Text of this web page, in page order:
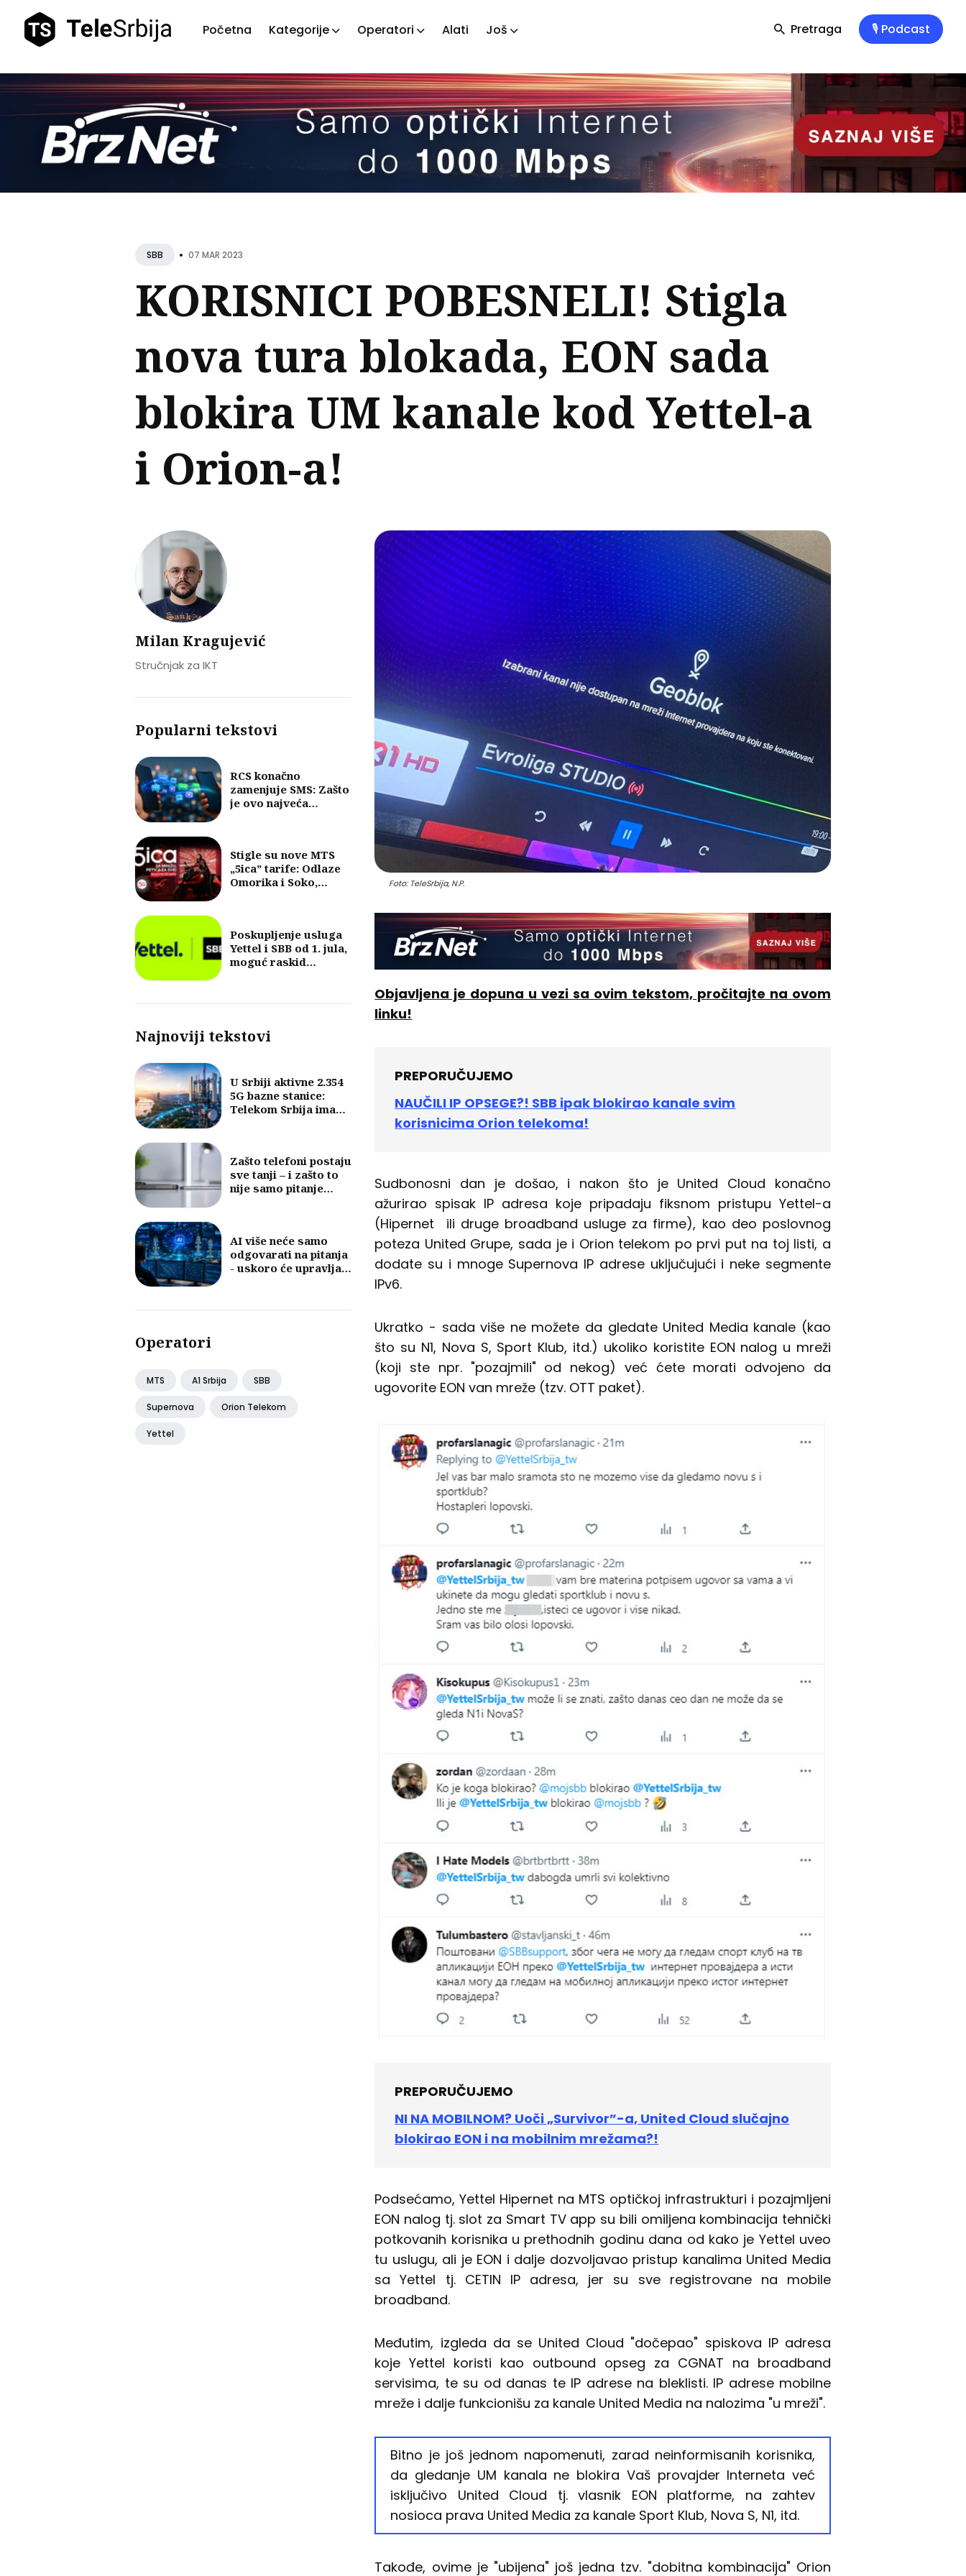
Početna Kategorije Operatori Alati Još Pretraga 🎙️ Podcast
Pretražite
tekstove
SBB • 07 MAR 2023
KORISNICI POBESNELI! Stigla
nova tura blokada, EON sada
blokira UM kanale kod Yettel-a
i Orion-a!
Milan Kragujević
Stručnjak za IKT
Popularni tekstovi
RCS konačno
zamenjuje SMS: Zašto
je ovo najveća
Stigle su nove MTS
„5ica” tarife: Odlaze
Omorika i Soko,
Poskupljenje usluga
Yettel i SBB od 1. jula,
moguć raskid
Najnoviji tekstovi
U Srbiji aktivne 2.354
5G bazne stanice:
Telekom Srbija ima
Zašto telefoni postaju
sve tanji – i zašto to
nije samo pitanje
AI više neće samo
odgovarati na pitanja
- uskoro će upravljati
Operatori
MTS A1 Srbija SBB
Supernova Orion Telekom
Yettel
Foto: TeleSrbija, N.P.
Objavljena je dopuna u vezi sa ovim tekstom, pročitajte na ovom
linku!
PREPORUČUJEMO
NAUČILI IP OPSEGE?! SBB ipak blokirao kanale svim
korisnicima Orion telekoma!
Sudbonosni dan je došao, i nakon što je United Cloud konačno
ažurirao spisak IP adresa koje pripadaju fiksnom pristupu Yettel-a
(Hipernet ili druge broadband usluge za firme), kao deo poslovnog
poteza United Grupe, sada je i Orion telekom po prvi put na toj listi, a
dodate su i mnoge Supernova IP adrese uključujući i neke segmente
IPv6.
Ukratko - sada više ne možete da gledate United Media kanale (kao
što su N1, Nova S, Sport Klub, itd.) ukoliko koristite EON nalog u mreži
(koji ste npr. "pozajmili" od nekog) već ćete morati odvojeno da
ugovorite EON van mreže (tzv. OTT paket).
PREPORUČUJEMO
NI NA MOBILNOM? Uoči „Survivor”-a, United Cloud slučajno
blokirao EON i na mobilnim mrežama?!
Podsećamo, Yettel Hipernet na MTS optičkoj infrastrukturi i pozajmljeni
EON nalog tj. slot za Smart TV app su bili omiljena kombinacija tehnički
potkovanih korisnika u prethodnih godinu dana od kako je Yettel uveo
tu uslugu, ali je EON i dalje dozvoljavao pristup kanalima United Media
sa Yettel tj. CETIN IP adresa, jer su sve registrovane na mobile
broadband.
Međutim, izgleda da se United Cloud "dočepao" spiskova IP adresa
koje Yettel koristi kao outbound opseg za CGNAT na broadband
servisima, te su od danas te IP adrese na bleklisti. IP adrese mobilne
mreže i dalje funkcionišu za kanale United Media na nalozima "u mreži".
Bitno je još jednom napomenuti, zarad neinformisanih korisnika,
da gledanje UM kanala ne blokira Vaš provajder Interneta već
isključivo United Cloud tj. vlasnik EON platforme, na zahtev
nosioca prava United Media za kanale Sport Klub, Nova S, N1, itd.
Takođe, ovime je "ubijena" još jedna tzv. "dobitna kombinacija" Orion